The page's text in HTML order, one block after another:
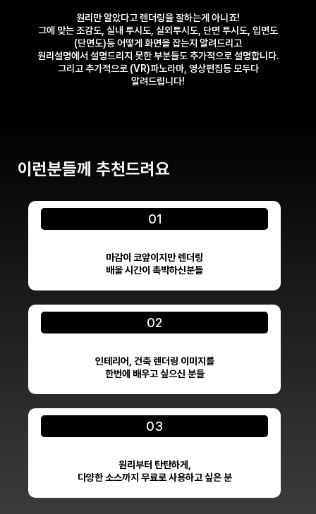
원리만 알았다고 렌더링을 잘하는게 아니죠!
그에 맞는 조감도, 실내 투시도, 실외투시도, 단면 투시도, 입면도
(단면도)등 어떻게 화면을 잡는지 알려드리고
원리설명에서 설명드리지 못한 부분들도 추가적으로 설명합니다.
그리고 추가적으로 (VR)파노라마, 영상편집등 모두다
알려드립니다!
이런분들께 추천드려요
01
마감이 코앞이지만 렌더링
배울 시간이 촉박하신분들
02
인테리어, 건축 렌더링 이미지를
한번에 배우고 싶으신 분들
03
원리부터 탄탄하게,
다양한 소스까지 무료로 사용하고 싶은 분